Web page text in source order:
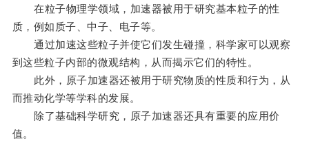
在粒子物理学领域，加速器被用于研究基本粒子的性
质，例如质子、中子、电子等。
通过加速这些粒子并使它们发生碰撞，科学家可以观察
到这些粒子内部的微观结构，从而揭示它们的特性。
此外，原子加速器还被用于研究物质的性质和行为，从
而推动化学等学科的发展。
除了基础科学研究，原子加速器还具有重要的应用价
值。